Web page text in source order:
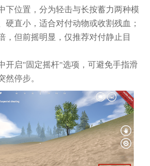
下位置，分为轻击与长按蓄力两种模
硬直小，适合对付动物或收割残血；
，但前摇明显，仅推荐对付静止目
开启"固定摇杆"选项，可避免手指滑
然停步。